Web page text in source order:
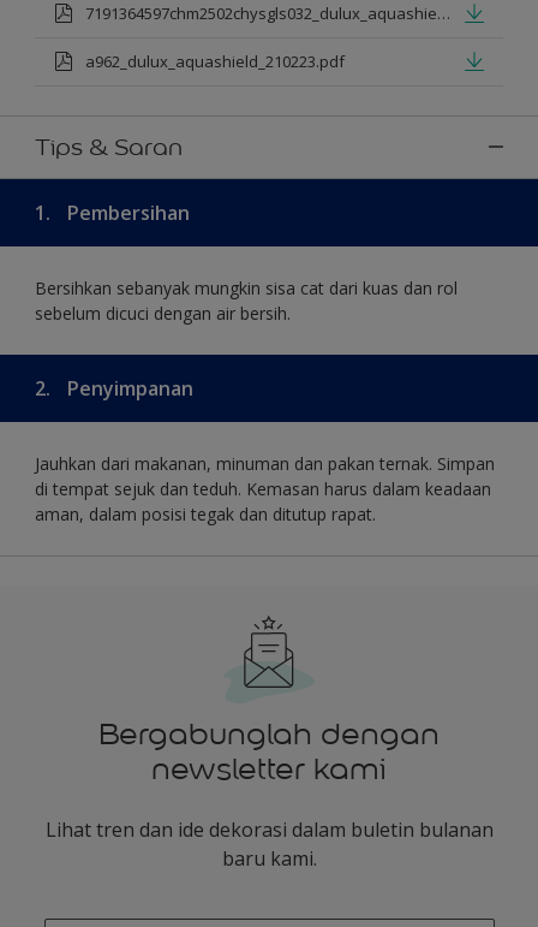
7191364597chm2502chysgls032_dulux_aquashield.pdf
a962_dulux_aquashield_210223.pdf
Tips & Saran
1. Pembersihan
Bersihkan sebanyak mungkin sisa cat dari kuas dan rol
sebelum dicuci dengan air bersih.
2. Penyimpanan
Jauhkan dari makanan, minuman dan pakan ternak. Simpan
di tempat sejuk dan teduh. Kemasan harus dalam keadaan
aman, dalam posisi tegak dan ditutup rapat.
Bergabunglah dengan
newsletter kami
Lihat tren dan ide dekorasi dalam buletin bulanan
baru kami.